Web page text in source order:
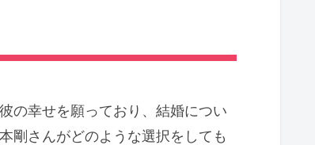
の幸せを願っており、結婚につい
剛さんがどのような選択をしても